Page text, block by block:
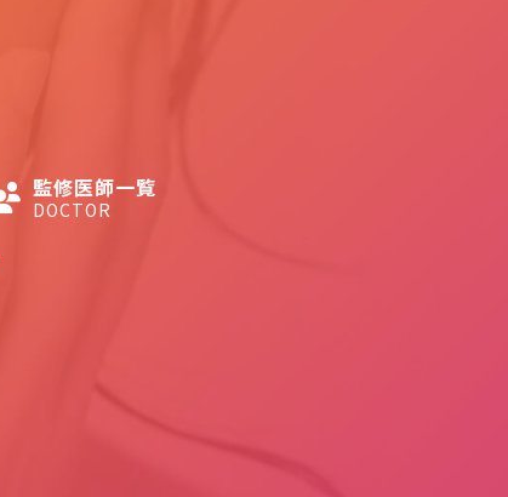
監修医師一覧
DOCTOR